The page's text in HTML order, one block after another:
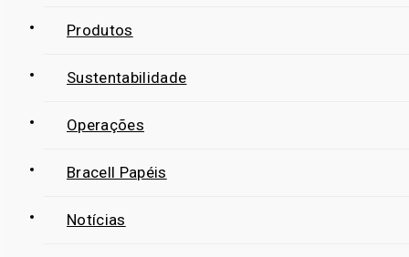
Produtos
Sustentabilidade
Operações
Bracell Papéis
Notícias